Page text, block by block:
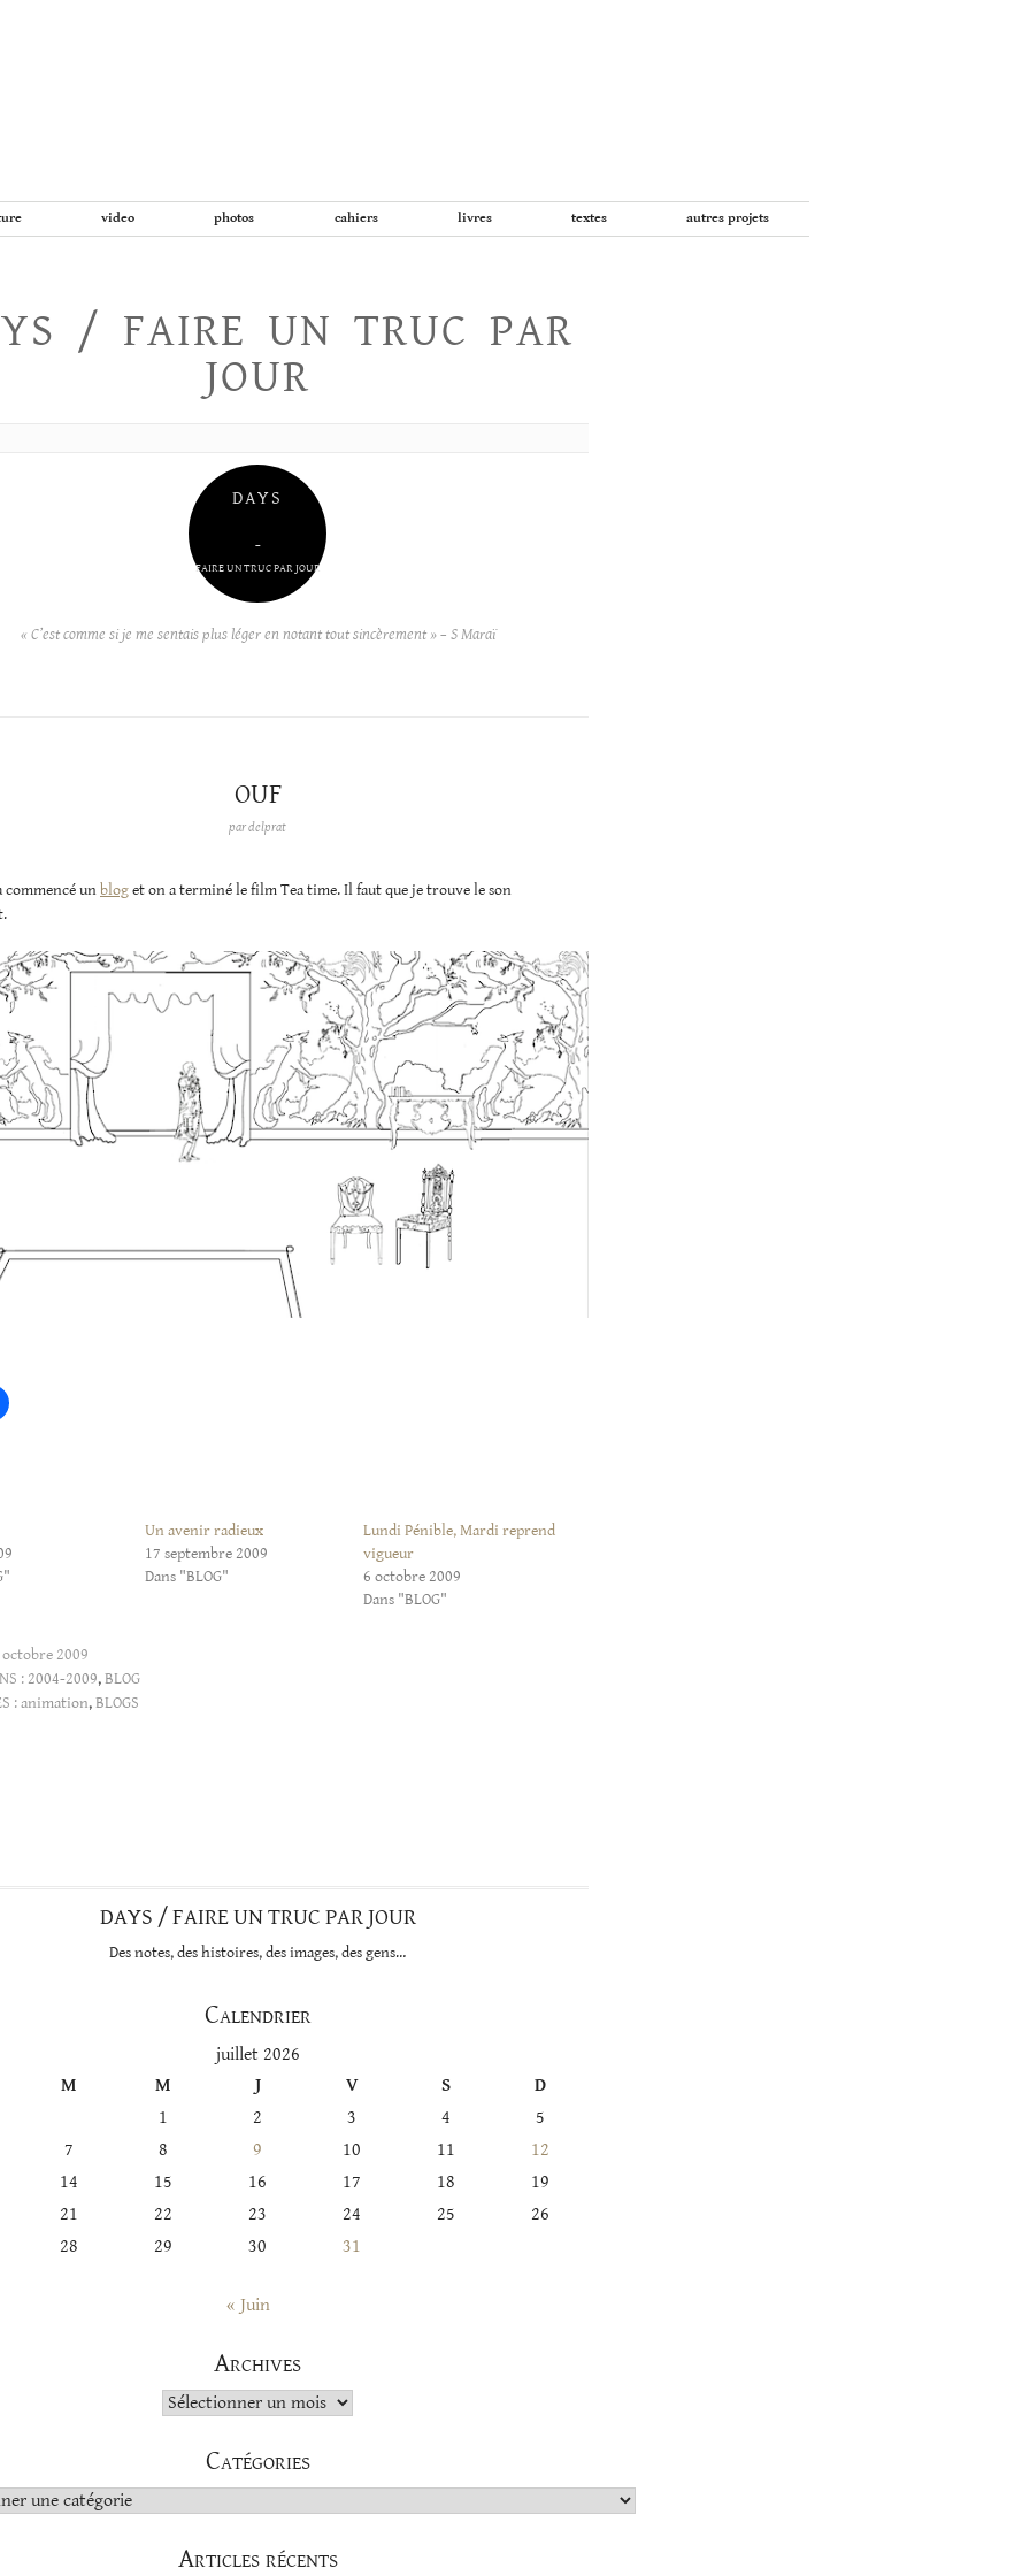
video photos cahiers livres textes autres projets
/ FAIRE UN TRUC PAR
JOUR
DAYS
–
FAIRE UN TRUC PAR JOUR
« C’est comme si je me sentais plus léger en notant tout sincèrement » – S Maraï
OUF
pardelprat
commencé un bloget on a terminé le film Tea time. Il faut que je trouve le son
Un avenir radieux
17 septembre 2009
Dans "BLOG"
Lundi Pénible, Mardi reprend
vigueur
6 octobre 2009
Dans "BLOG"
octobre 2009
: 2004-2009,BLOG
:animation,BLOGS
DAYS / FAIRE UN TRUC PAR JOUR
Des notes, des histoires, des images, des gens…
Calendrier
juillet 2026
M M J V S
D
1
2 3 4
5
7 8 9 10 11
12
14 15 16 17 18
19
21 22 23 24 25
26
28 29 30 31
« Juin
Archives
Archives
Catégories
Articles récents